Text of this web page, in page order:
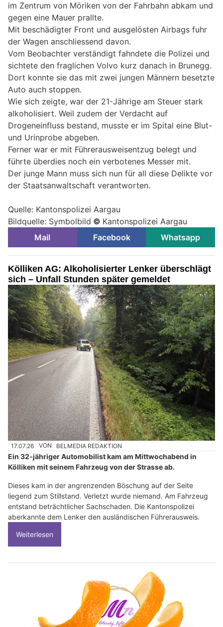
im Zentrum von Möriken von der Fahrbahn abkam und
gegen eine Mauer prallte.
Mit beschädigter Front und ausgelösten Airbags fuhr
der Wagen anschliessend davon.
Vom Beobachter verständigt fahndete die Polizei und
sichtete den fraglichen Volvo kurz danach in Brunegg.
Dort konnte sie das mit zwei jungen Männern besetzte
Auto auch stoppen.
Wie sich zeigte, war der 21-Jährige am Steuer stark
alkoholisiert. Weil zudem der Verdacht auf
Drogeneinfluss bestand, musste er im Spital eine Blut-
und Urinprobe abgeben.
Ferner war er mit Führerausweisentzug belegt und
führte überdies noch ein verbotenes Messer mit.
Der junge Mann muss sich nun für all diese Delikte vor
der Staatsanwaltschaft verantworten.
Quelle: Kantonspolizei Aargau
Bildquelle: Symbolbild © Kantonspolizei Aargau
Mail
Facebook Whatsapp
Kölliken AG: Alkoholisierter Lenker überschlägt
sich – Unfall Stunden später gemeldet
17.07.26 VON BELMEDIA REDAKTION
Ein 32-jähriger Automobilist kam am Mittwochabend in
Kölliken mit seinem Fahrzeug von der Strasse ab.
Dieses kam in der angrenzenden Böschung auf der Seite
liegend zum Stillstand. Verletzt wurde niemand. Am Fahrzeug
entstand beträchtlicher Sachschaden. Die Kantonspolizei
aberkannte dem Lenker den ausländischen Führerausweis.
Weiterlesen